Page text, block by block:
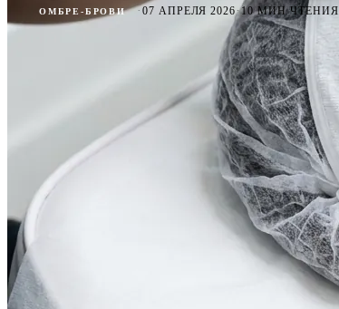
ОМБРЕ-БРОВИ ·07 АПРЕЛЯ 2026·10 МИН ЧТЕНИЯ